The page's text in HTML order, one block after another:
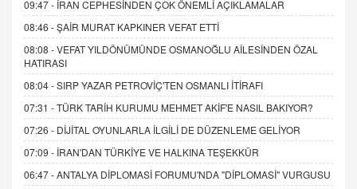
09:47 - İRAN CEPHESİNDEN ÇOK ÖNEMLİ AÇIKLAMALAR
08:46 -ŞAİR MURAT KAPKINER VEFAT ETTİ
08:08 -VEFAT YILDÖNÜMÜNDE OSMANOĞLU AİLESİNDEN ÖZAL
HATIRASI
08:04 -SIRP YAZAR PETROVİÇ'TEN OSMANLI İTİRAFI
07:31 -TÜRK TARİH KURUMU MEHMET AKİF'E NASIL BAKIYOR?
07:26 - DİJİTAL OYUNLARLA İLGİLİ DE DÜZENLEME GELİYOR
07:09 - İRAN'DAN TÜRKİYE VE HALKINA TEŞEKKÜR
06:47 -ANTALYA DİPLOMASİ FORUMU'NDA "DİPLOMASİ" VURGUSU